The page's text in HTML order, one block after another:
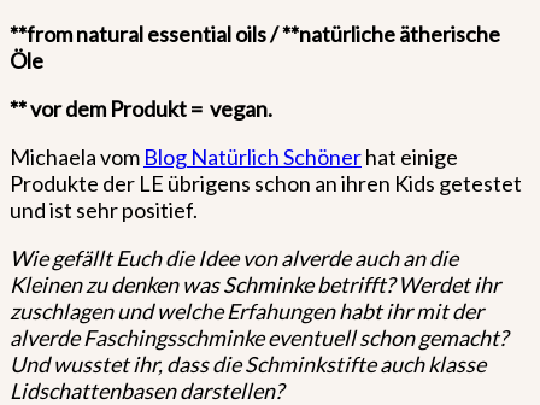
**from natural essential oils / **natürliche ätherische
Öle
** vor dem Produkt = vegan.
Michaela vom Blog Natürlich Schönerhat einige
Produkte der LE übrigens schon an ihren Kids getestet
und ist sehr positief.
Wie gefällt Euch die Idee von alverde auch an die
Kleinen zu denken was Schminke betrifft? Werdet ihr
zuschlagen und welche Erfahungen habt ihr mit der
alverde Faschingsschminke eventuell schon gemacht?
Und wusstet ihr, dass die Schminkstifte auch klasse
Lidschattenbasen darstellen?